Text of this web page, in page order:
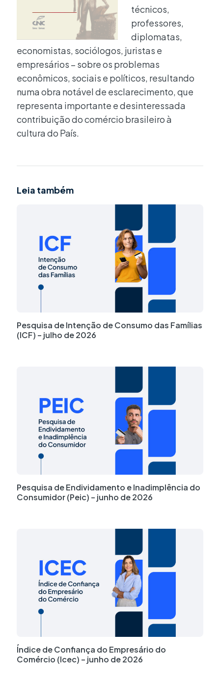
técnicos,
professores,
diplomatas,
economistas, sociólogos, juristas e
empresários – sobre os problemas
econômicos, sociais e políticos, resultando
numa obra notável de esclarecimento, que
representa importante e desinteressada
contribuição do comércio brasileiro à
cultura do País.
Leia também
Pesquisa de Intenção de Consumo das Famílias
(ICF) – julho de 2026
Pesquisa de Endividamento e Inadimplência do
Consumidor (Peic) – junho de 2026
Índice de Confiança do Empresário do
Comércio (Icec) – junho de 2026